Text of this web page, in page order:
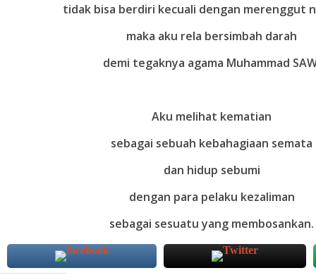
tidak bisa berdiri kecuali dengan merenggut
maka aku rela bersimbah darah
demi tegaknya agama Muhammad
Aku melihat kematian
sebagai sebuah kebahagiaan semata
dan hidup sebumi
dengan para pelaku kezaliman
sebagai sesuatu yang membosankan.